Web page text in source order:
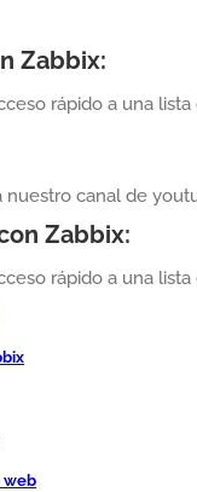
Zabbix:
rápido a una
nuestro canal de
Zabbix:
rápido a una
web